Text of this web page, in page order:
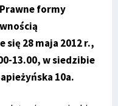
formy
28 maja 2012 r.,
13.00, w siedzibie
10a.